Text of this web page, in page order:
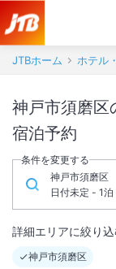
JTBホーム ホテル
神戸市須磨区
宿泊予約
条件を変更する
神戸市須磨区
日付未定 - 1
詳細エリアに絞り
神戸市須磨区